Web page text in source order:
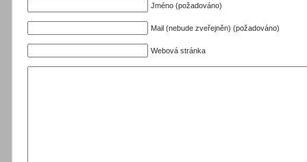
Jméno (požadováno)
Mail (nebude zveřejněn) (požadováno)
Webová stránka